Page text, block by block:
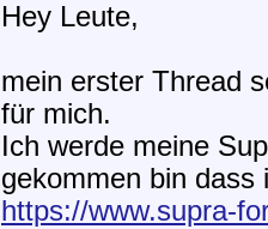
Hey Leute,
mein erster Thread
für mich.
Ich werde meine
gekommen bin dass
https://www.supra-